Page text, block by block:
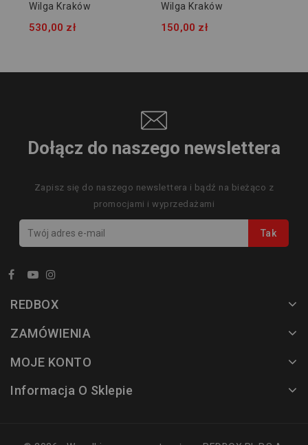
Wilga Kraków
530,00 zł
Wilga Kraków
150,00 zł
Dołącz do naszego newslettera
Zapisz się do naszego newslettera i bądź na bieżąco z
promocjami i wyprzedażami
REDBOX
ZAMÓWIENIA
MOJE KONTO
Informacja O Sklepie